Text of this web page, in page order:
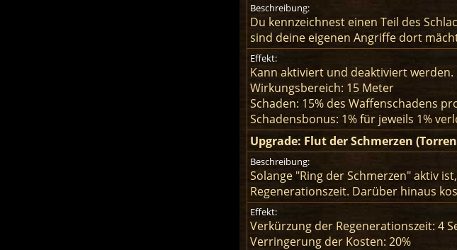
Beschreibung:
Du kennzeichnest einen Teil des
sind deine eigenen Angriffe dort
Effekt:
Kann aktiviert und deaktiviert werden.
Wirkungsbereich: 15 Meter
Schaden: 15% des Waffenschadens
Schadensbonus: 1% für jeweils 1%
Upgrade: Flut der Schmerzen
Beschreibung:
Solange "Ring der Schmerzen" aktiv
Regenerationszeit. Darüber hinaus
Effekt:
Verkürzung der Regenerationszeit: 4
Verringerung der Kosten: 20%